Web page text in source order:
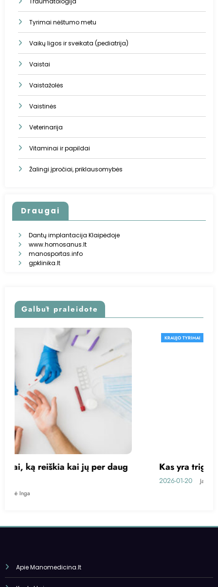
Tyrimai nėštumo metu
Vaikų ligos ir sveikata (pediatrija)
Vaistai
Vaistažolės
Vaistinės
Veterinarija
Vitaminai ir papildai
Žalingi įpročiai, priklausomybės
Draugai
Dantų implantacija Klaipėdoje
www.homosanus.lt
manosportas.info
gpklinika.lt
Galbūt praleidote
Kas yra trigliceridai?